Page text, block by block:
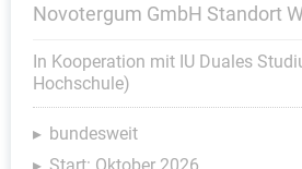
Novotergum GmbH Standort
In Kooperation mit IU Duales
Hochschule)
bundesweit